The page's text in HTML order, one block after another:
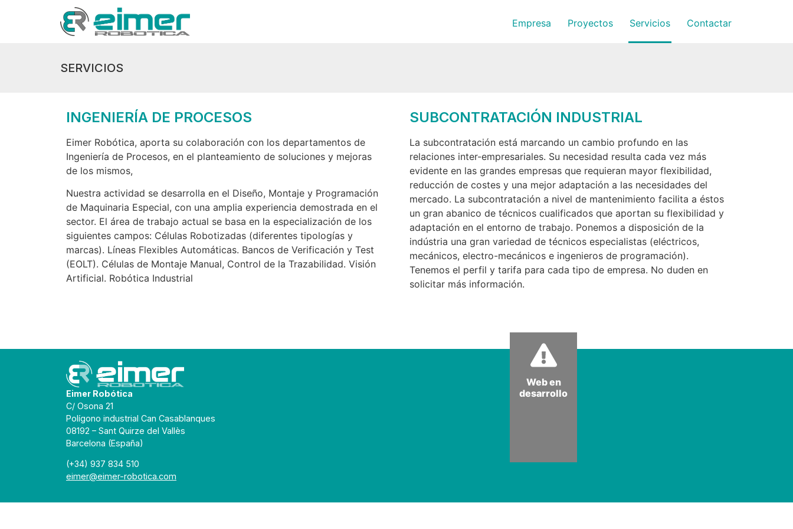
Empresa Proyectos Servicios Contactar
SERVICIOS
INGENIERÍA DE PROCESOS
Eimer Robótica, aporta su colaboración con los departamentos de
Ingeniería de Procesos, en el planteamiento de soluciones y mejoras
de los mismos,
Nuestra actividad se desarrolla en el Diseño, Montaje y Programación
de Maquinaria Especial, con una amplia experiencia demostrada en el
sector. El área de trabajo actual se basa en la especialización de los
siguientes campos: Células Robotizadas (diferentes tipologías y
marcas). Líneas Flexibles Automáticas. Bancos de Verificación y Test
(EOLT). Células de Montaje Manual, Control de la Trazabilidad. Visión
Artificial. Robótica Industrial
SUBCONTRATACIÓN INDUSTRIAL
La subcontratación está marcando un cambio profundo en las
relaciones inter-empresariales. Su necesidad resulta cada vez más
evidente en las grandes empresas que requieran mayor flexibilidad,
reducción de costes y una mejor adaptación a las necesidades del
mercado. La subcontratación a nivel de mantenimiento facilita a éstos
un gran abanico de técnicos cualificados que aportan su flexibilidad y
adaptación en el entorno de trabajo. Ponemos a disposición de la
indústria una gran variedad de técnicos especialistas (eléctricos,
mecánicos, electro-mecánicos e ingenieros de programación).
Tenemos el perfil y tarifa para cada tipo de empresa. No duden en
solicitar más información.
Eimer Robótica
C/ Osona 21
Polígono industrial Can Casablanques
08192 – Sant Quirze del Vallès
Barcelona (España)
(+34) 937 834 510
eimer@eimer-robotica.com
Web en
desarrollo